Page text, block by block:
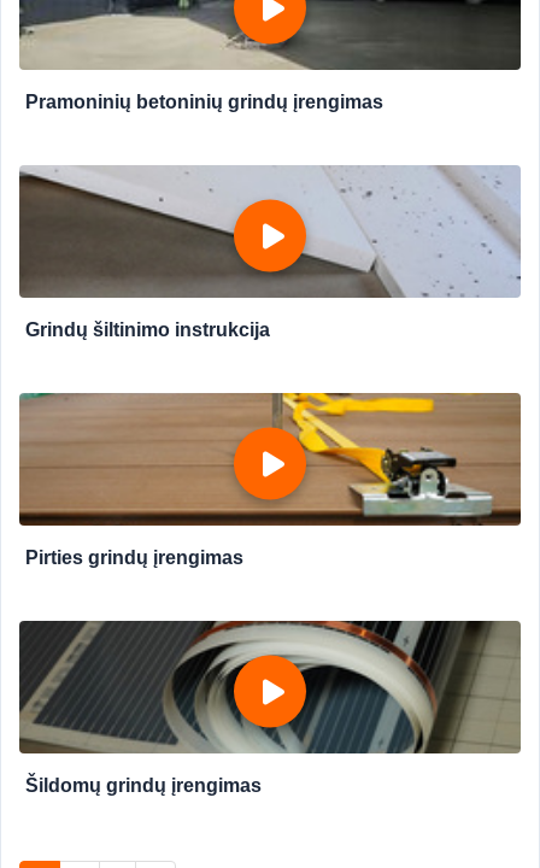
Pramoninių betoninių grindų įrengimas
Grindų šiltinimo instrukcija
Pirties grindų įrengimas
Šildomų grindų įrengimas